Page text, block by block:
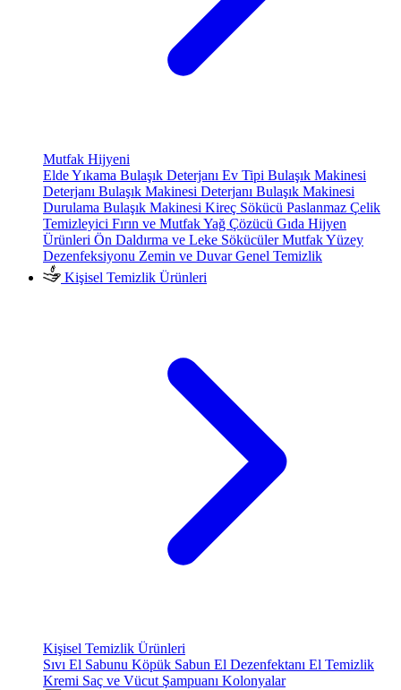
Mutfak Hijyeni
Elde Yıkama Bulaşık Deterjanı Ev Tipi Bulaşık Makinesi
Deterjanı Bulaşık Makinesi Deterjanı Bulaşık Makinesi
Durulama Bulaşık Makinesi Kireç Sökücü Paslanmaz Çelik
Temizleyici Fırın ve Mutfak Yağ Çözücü Gıda Hijyen
Ürünleri Ön Daldırma ve Leke SökücülerMutfak Yüzey
Dezenfeksiyonu Zemin ve Duvar Genel Temizlik
Kişisel Temizlik Ürünleri
Kişisel Temizlik Ürünleri
Sıvı El Sabunu Köpük Sabun El Dezenfektanı El Temizlik
Kremi Saç ve Vücut Şampuanı Kolonyalar